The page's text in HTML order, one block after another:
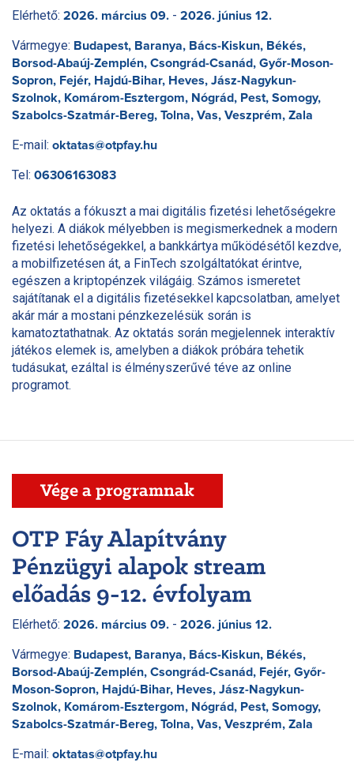
Elérhető: 2026. március 09. - 2026. június 12.
Vármegye: Budapest, Baranya, Bács-Kiskun, Békés,
Borsod-Abaúj-Zemplén, Csongrád-Csanád, Győr-Moson-
Sopron, Fejér, Hajdú-Bihar, Heves, Jász-Nagykun-
Szolnok, Komárom-Esztergom, Nógrád, Pest, Somogy,
Szabolcs-Szatmár-Bereg, Tolna, Vas, Veszprém, Zala
E-mail: oktatas@otpfay.hu
Tel: 06306163083
Az oktatás a fókuszt a mai digitális fizetési lehetőségekre
helyezi. A diákok mélyebben is megismerkednek a modern
fizetési lehetőségekkel, a bankkártya működésétől kezdve,
a mobilfizetésen át, a FinTech szolgáltatókat érintve,
egészen a kriptopénzek világáig. Számos ismeretet
sajátítanak el a digitális fizetésekkel kapcsolatban, amelyet
akár már a mostani pénzkezelésük során is
kamatoztathatnak. Az oktatás során megjelennek interaktív
játékos elemek is, amelyben a diákok próbára tehetik
tudásukat, ezáltal is élményszerűvé téve az online
programot.
Vége a programnak
OTP Fáy Alapítvány
Pénzügyi alapok stream
előadás 9-12. évfolyam
Elérhető: 2026. március 09. - 2026. június 12.
Vármegye: Budapest, Baranya, Bács-Kiskun, Békés,
Borsod-Abaúj-Zemplén, Csongrád-Csanád, Fejér, Győr-
Moson-Sopron, Hajdú-Bihar, Heves, Jász-Nagykun-
Szolnok, Komárom-Esztergom, Nógrád, Pest, Somogy,
Szabolcs-Szatmár-Bereg, Tolna, Vas, Veszprém, Zala
E-mail: oktatas@otpfay.hu